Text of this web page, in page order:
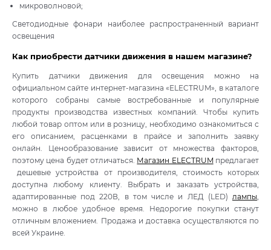
микроволновой;
Светодиодные фонари наиболее распространенный вариант
освещения
Как приобрести датчики движения в нашем магазине?
Купить датчики движения для освещения можно на
официальном сайте интернет-магазина «ELECTRUM», в каталоге
которого собраны самые востребованные и популярные
продукты производства известных компаний. Чтобы купить
любой товар оптом или в розницу, необходимо ознакомиться с
его описанием, расценками в прайсе и заполнить заявку
онлайн. Ценообразование зависит от множества факторов,
поэтому цена будет отличаться. Магазин ELECTRUMпредлагает
дешевые устройства от производителя, стоимость которых
доступна любому клиенту. Выбрать и заказать устройства,
адаптированные под 220В, в том числе и ЛЕД (LED) лампы
можно в любое удобное время. Недорогие покупки станут
отличным вложением. Продажа и доставка осуществляются по
всей Украине.